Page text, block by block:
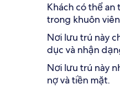
Khách có thể
trong khuôn
Nơi lưu trú này
dục và nhận
Nơi lưu trú này
nợ và tiền mặt.